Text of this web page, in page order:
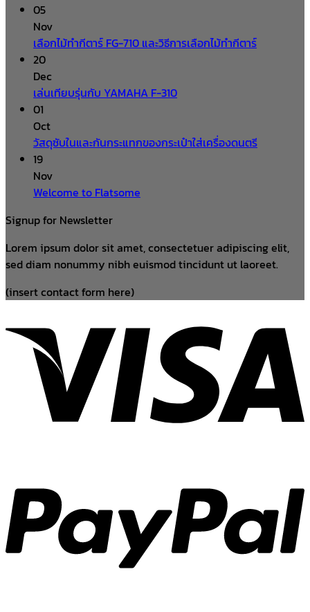
05
Nov
เลือกไม้ทำกีตาร์ FG-710 และวิธีการเลือกไม้ทำกีตาร์
20
Dec
เล่นเทียบรุ่นกับ YAMAHA F-310
01
Oct
วัสดุซับในและกันกระแทกของกระเป๋าใส่เครื่องดนตรี
19
Nov
Welcome to Flatsome
Signup for Newsletter
Lorem ipsum dolor sit amet, consectetuer adipiscing elit,
sed diam nonummy nibh euismod tincidunt ut laoreet.
(insert contact form here)